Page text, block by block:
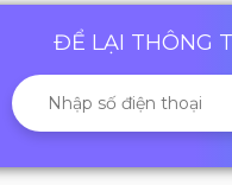
ĐỂ LẠI THÔNG